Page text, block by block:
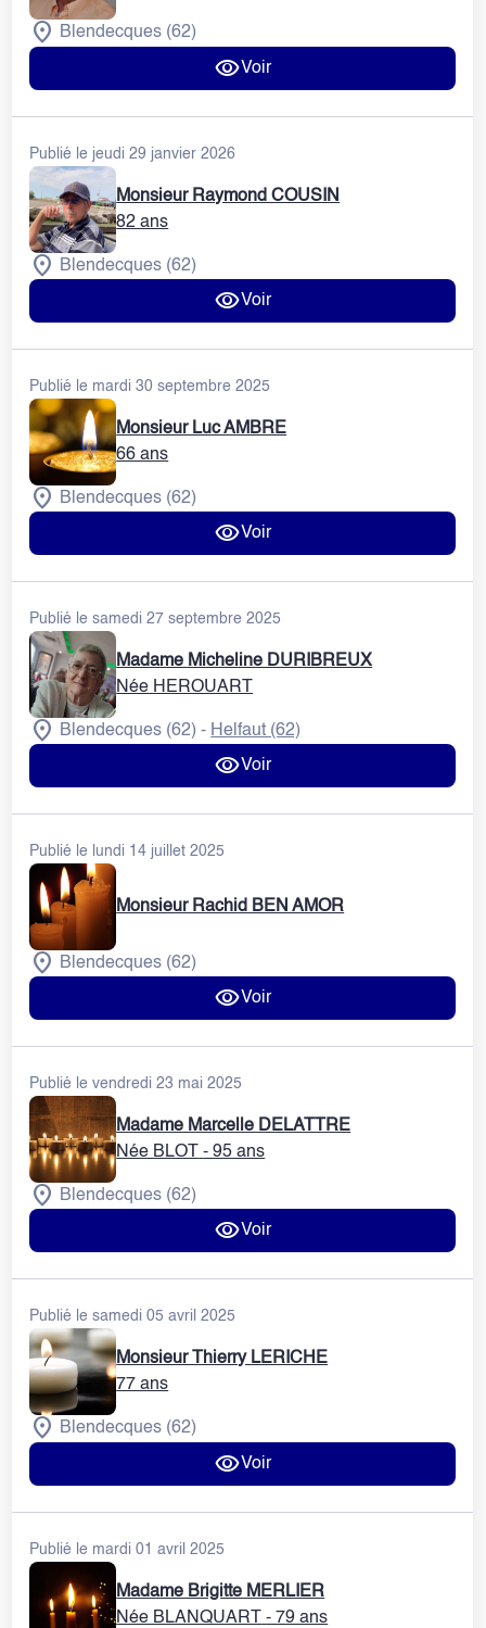
Blendecques (62)
Voir
Publié le jeudi 29 janvier 2026
Monsieur Raymond COUSIN
82 ans
Blendecques (62)
Voir
Publié le mardi 30 septembre 2025
Monsieur Luc AMBRE
66 ans
Blendecques (62)
Voir
Publié le samedi 27 septembre 2025
Madame Micheline DURIBREUX
Née HEROUART
Blendecques (62) - Helfaut (62)
Voir
Publié le lundi 14 juillet 2025
Monsieur Rachid BEN AMOR
Blendecques (62)
Voir
Publié le vendredi 23 mai 2025
Madame Marcelle DELATTRE
Née BLOT - 95 ans
Blendecques (62)
Voir
Publié le samedi 05 avril 2025
Monsieur Thierry LERICHE
77 ans
Blendecques (62)
Voir
Publié le mardi 01 avril 2025
Madame Brigitte MERLIER
Née BLANQUART
- 79 ans